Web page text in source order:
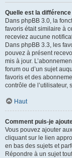
Quelle est la
Dans phpBB 3.0, la
favoris était similaire à
receviez aucune
Dans phpBB 3.3, les
pouvez à présent
mis à jour.
forum ou d’un sujet
favoris et des
contrôle de l’utilisateur,
Haut
Comment puis-je
Vous pouvez ajouter
cliquant sur le lien
en bas des sujets et
Répondre à un sujet